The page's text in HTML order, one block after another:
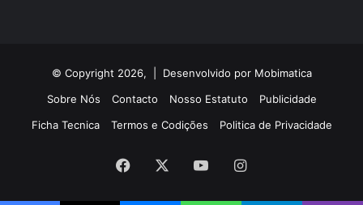
© Copyright 2026, | Desenvolvido por Mobimatica
Sobre Nós
Contacto Nosso Estatuto
Publicidade
Ficha Tecnica
Termos e Codições Politica de Privacidade
Facebook YouTubeInstagram